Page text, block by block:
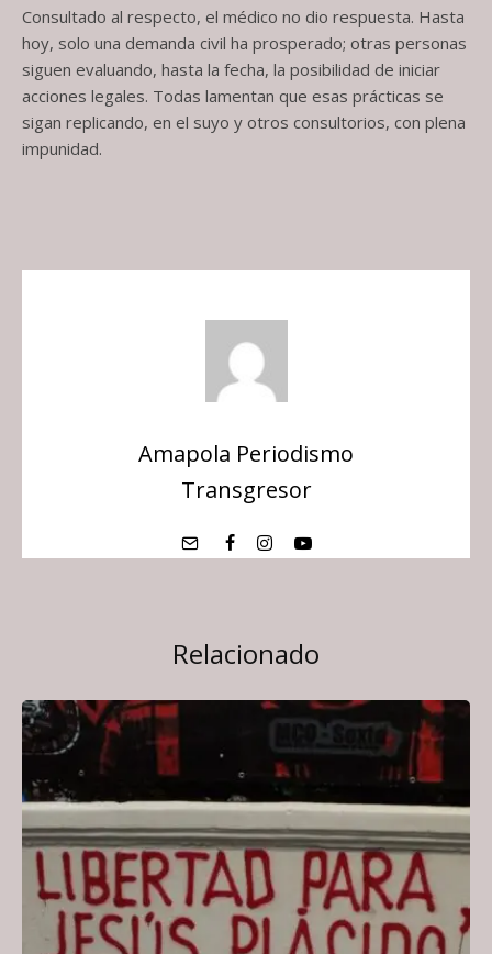
Consultado al respecto, el médico no dio respuesta. Hasta
hoy, solo una demanda civil ha prosperado; otras personas
siguen evaluando, hasta la fecha, la posibilidad de iniciar
acciones legales. Todas lamentan que esas prácticas se
sigan replicando, en el suyo y otros consultorios, con plena
impunidad.
Amapola Periodismo
Transgresor
Relacionado